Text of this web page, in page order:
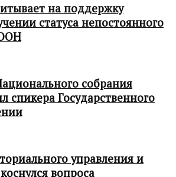
на поддержку
статуса непостоянного
собрания
спикера Государственного
управления и
вопроса